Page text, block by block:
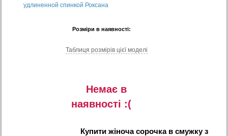
Розміри в наявності:
Таблиця розмiрiв цiєї моделi
Немає в
наявностi :(
Купитижіноча сорочка в смужку з